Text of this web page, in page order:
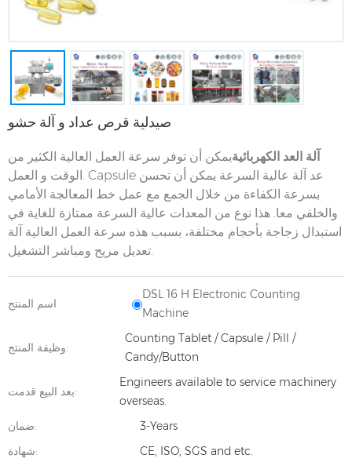
صيدلية قرص عداد و آلة حشو
آلة العد الكهربائيةيمكن أن توفر سرعة العمل العالية الكثير من
الوقت و العمل. Capsule عد آلة عالية السرعة يمكن أن تحسن
بسرعة الكفاءة من خلال الجمع مع عمل خط المعالجة الأمامي
والخلفي معا. هذا نوع من المعدات عالية السرعة ممتازة للغاية في
استبدال زجاجة بأحجام مختلفة، بسبب هذه سرعة العمل العالية آلة
اسم المنتج
DSL 16 H Electronic Counting
Machine
وظيفة المنتج:
Counting Tablet / Capsule / Pill /
Candy/Button
بعد البيع قدمت:
Engineers available to service machinery
overseas.
ضمان:
3-Years
شهادة:
CE, ISO, SGS and etc.